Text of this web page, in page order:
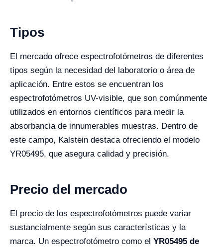
Tipos
El mercado ofrece espectrofotómetros de diferentes
tipos según la necesidad del laboratorio o área de
aplicación. Entre estos se encuentran los
espectrofotómetros UV-visible, que son comúnmente
utilizados en entornos científicos para medir la
absorbancia de innumerables muestras. Dentro de
este campo, Kalstein destaca ofreciendo el modelo
YR05495, que asegura calidad y precisión.
Precio del mercado
El precio de los espectrofotómetros puede variar
sustancialmente según sus características y la
marca. Un espectrofotómetro como el YR05495 de